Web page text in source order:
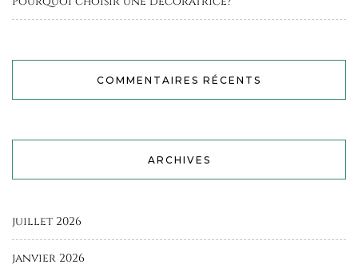
COMMENTAIRES RÉCENTS
ARCHIVES
juillet 2026
janvier 2026